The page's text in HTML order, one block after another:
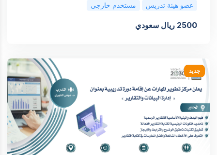
عضو هيئة تدريس مستخدم خارجي
2500 ريال سعودي
جديد